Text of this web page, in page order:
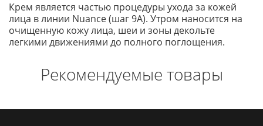
Крем является частью процедуры ухода за кожей
лица в линии Nuance (шаг 9А). Утром наносится на
очищенную кожу лица, шеи и зоны декольте
легкими движениями до полного поглощения.
Рекомендуемые товары